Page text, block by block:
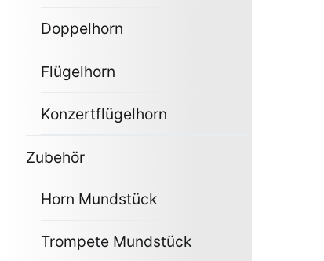
Doppelhorn
Flügelhorn
Konzertflügelhorn
Zubehör
Horn Mundstück
Trompete Mundstück